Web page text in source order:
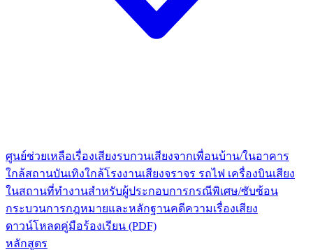
ศูนย์ช่วยเหลือเรื่องเสียงรบกวนเสียงจากเพื่อนบ้าน/ในอาคาร
ใกล้สถานบันเทิงใกล้โรงงานเสียงจราจร รถไฟ เครื่องบินเสียง
ในสถานที่ทำงานสำหรับผู้ประกอบการกรณีพิเศษ/ซับซ้อน
กระบวนการกฎหมายและหลักฐานคดีความเรื่องเสียง
ดาวน์โหลดคู่มือร้องเรียน (PDF)
หลักสูตร